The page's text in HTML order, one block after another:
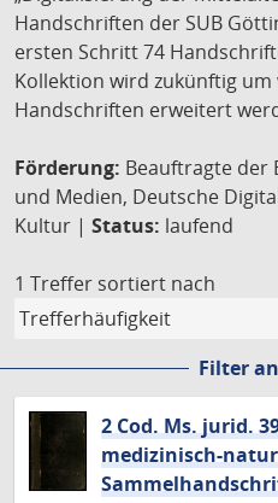
Handschriften der SUB
ersten Schritt 74
Kollektion wird zukünftig
Handschriften erweitert
Förderung: Beauftragte der
und Medien, Deutsche
Kultur | Status: laufend
1 Treffer sortiert nach
Filter
2 Cod. Ms. jurid.
medizinisch-